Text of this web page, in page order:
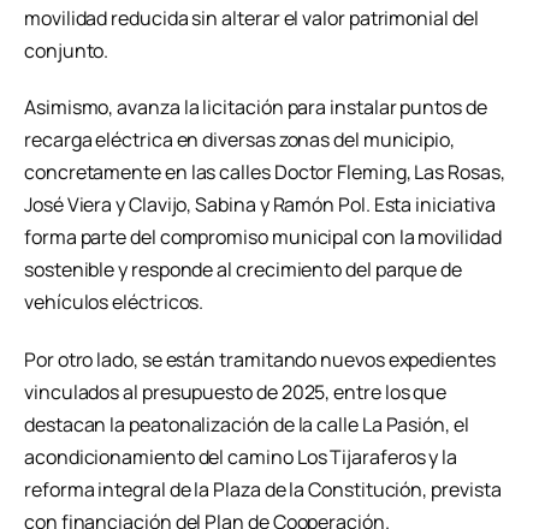
movilidad reducida sin alterar el valor patrimonial del
conjunto.
Asimismo, avanza la licitación para instalar puntos de
recarga eléctrica en diversas zonas del municipio,
concretamente en las calles Doctor Fleming, Las Rosas,
José Viera y Clavijo, Sabina y Ramón Pol. Esta iniciativa
forma parte del compromiso municipal con la movilidad
sostenible y responde al crecimiento del parque de
vehículos eléctricos.
Por otro lado, se están tramitando nuevos expedientes
vinculados al presupuesto de 2025, entre los que
destacan la peatonalización de la calle La Pasión, el
acondicionamiento del camino Los Tijaraferos y la
reforma integral de la Plaza de la Constitución, prevista
con financiación del Plan de Cooperación.